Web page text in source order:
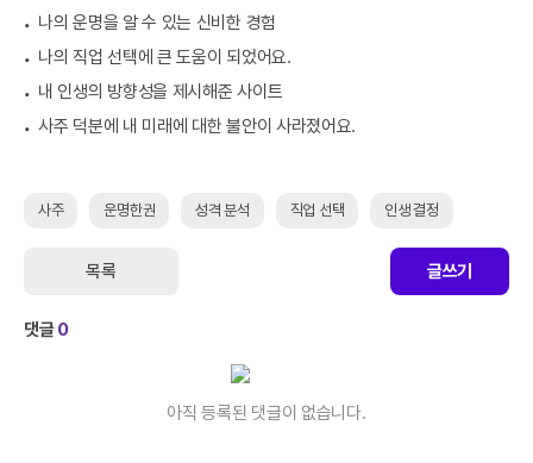
나의 운명을 알 수 있는 신비한 경험
나의 직업 선택에 큰 도움이 되었어요.
내 인생의 방향성을 제시해준 사이트
사주 덕분에 내 미래에 대한 불안이 사라졌어요.
사주 운명한권 성격 분석 직업 선택 인생 결정
목록 글쓰기
댓글0
아직 등록된 댓글이 없습니다.